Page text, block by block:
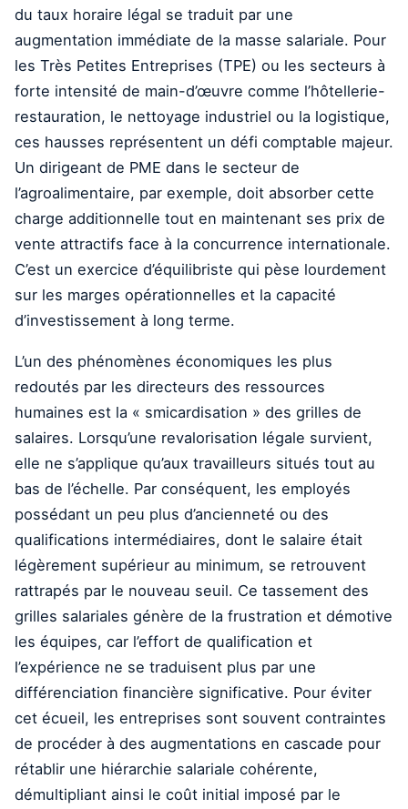
du taux horaire légal se traduit par une
augmentation immédiate de la masse salariale. Pour
les Très Petites Entreprises (TPE) ou les secteurs à
forte intensité de main-d’œuvre comme l’hôtellerie-
restauration, le nettoyage industriel ou la logistique,
ces hausses représentent un défi comptable majeur.
Un dirigeant de PME dans le secteur de
l’agroalimentaire, par exemple, doit absorber cette
charge additionnelle tout en maintenant ses prix de
vente attractifs face à la concurrence internationale.
C’est un exercice d’équilibriste qui pèse lourdement
sur les marges opérationnelles et la capacité
d’investissement à long terme.
L’un des phénomènes économiques les plus
redoutés par les directeurs des ressources
humaines est la « smicardisation » des grilles de
salaires. Lorsqu’une revalorisation légale survient,
elle ne s’applique qu’aux travailleurs situés tout au
bas de l’échelle. Par conséquent, les employés
possédant un peu plus d’ancienneté ou des
qualifications intermédiaires, dont le salaire était
légèrement supérieur au minimum, se retrouvent
rattrapés par le nouveau seuil. Ce tassement des
grilles salariales génère de la frustration et démotive
les équipes, car l’effort de qualification et
l’expérience ne se traduisent plus par une
différenciation financière significative. Pour éviter
cet écueil, les entreprises sont souvent contraintes
de procéder à des augmentations en cascade pour
rétablir une hiérarchie salariale cohérente,
démultipliant ainsi le coût initial imposé par le